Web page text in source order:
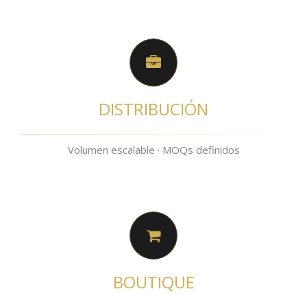
DISTRIBUCIÓN
Volumen escalable · MOQs definidos
BOUTIQUE